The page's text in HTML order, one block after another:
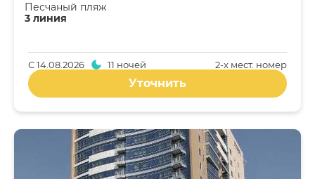
3 линия
Песчаный пляж
2-x мест. номер
С14.08.2026 11 ночей
Уточнить